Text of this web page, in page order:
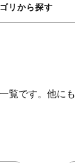
リから探す
覧です。他にも